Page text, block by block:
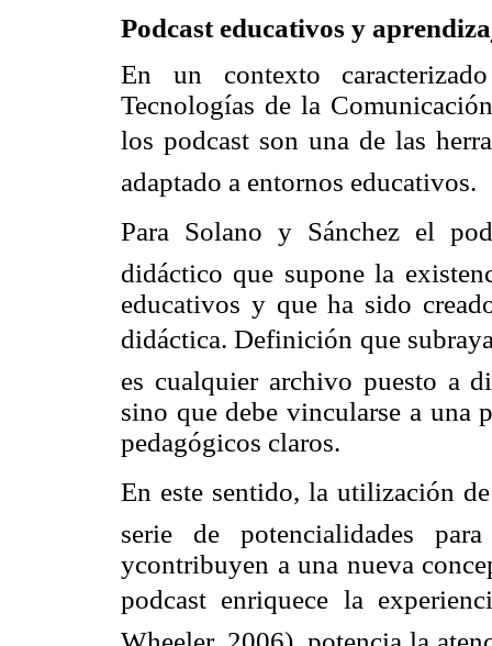
Podcast educativos y
En un contexto
Tecnologías de la
los podcast son una de las
adaptado a entornos educativos.
Para Solano y Sánchez el
didáctico que supone la
educativos y que ha sido
didáctica. Definición que
es cualquier archivo puesto a
sino que debe vincularse a una
pedagógicos claros.
En este sentido, la utilización de
serie de potencialidades
ycontribuyen a una nueva
podcast enriquece la